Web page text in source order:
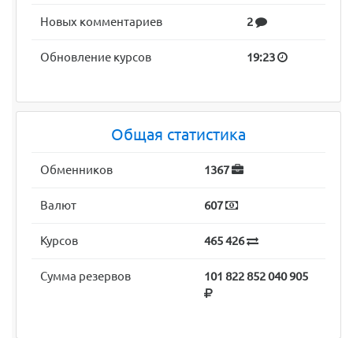
Новых комментариев 2
Обновление курсов 19:23
Общая статистика
Обменников 1367
Валют 607
Курсов 465 426
Сумма резервов 101 822 852 040 905